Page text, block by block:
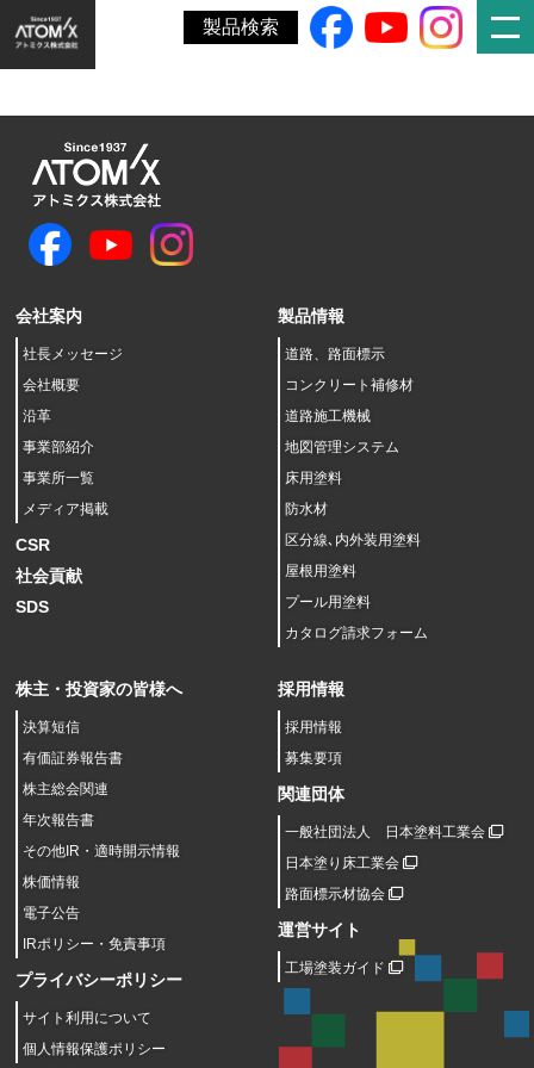
製品検索
ホーム» 役員の異動（内定）に関するお知らせ
会社案内
社長メッセージ
会社概要
沿革
事業部紹介
事業所一覧
メディア掲載
CSR
社会貢献
SDS
製品情報
道路、路面標示
コンクリート補修材
道路施工機械
地図管理システム
床用塗料
防水材
区分線､内外装用塗料
屋根用塗料
プール用塗料
カタログ請求フォーム
株主・投資家の皆様へ
決算短信
有価証券報告書
株主総会関連
年次報告書
その他IR・適時開示情報
株価情報
電子公告
IRポリシー・免責事項
プライバシーポリシー
サイト利用について
個人情報保護ポリシー
採用情報
採用情報
募集要項
関連団体
一般社団法人 日本塗料工業会
日本塗り床工業会
路面標示材協会
運営サイト
工場塗装ガイド